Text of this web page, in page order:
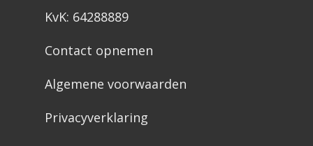
KvK: 64288889
Contact opnemen
Algemene voorwaarden
Privacyverklaring